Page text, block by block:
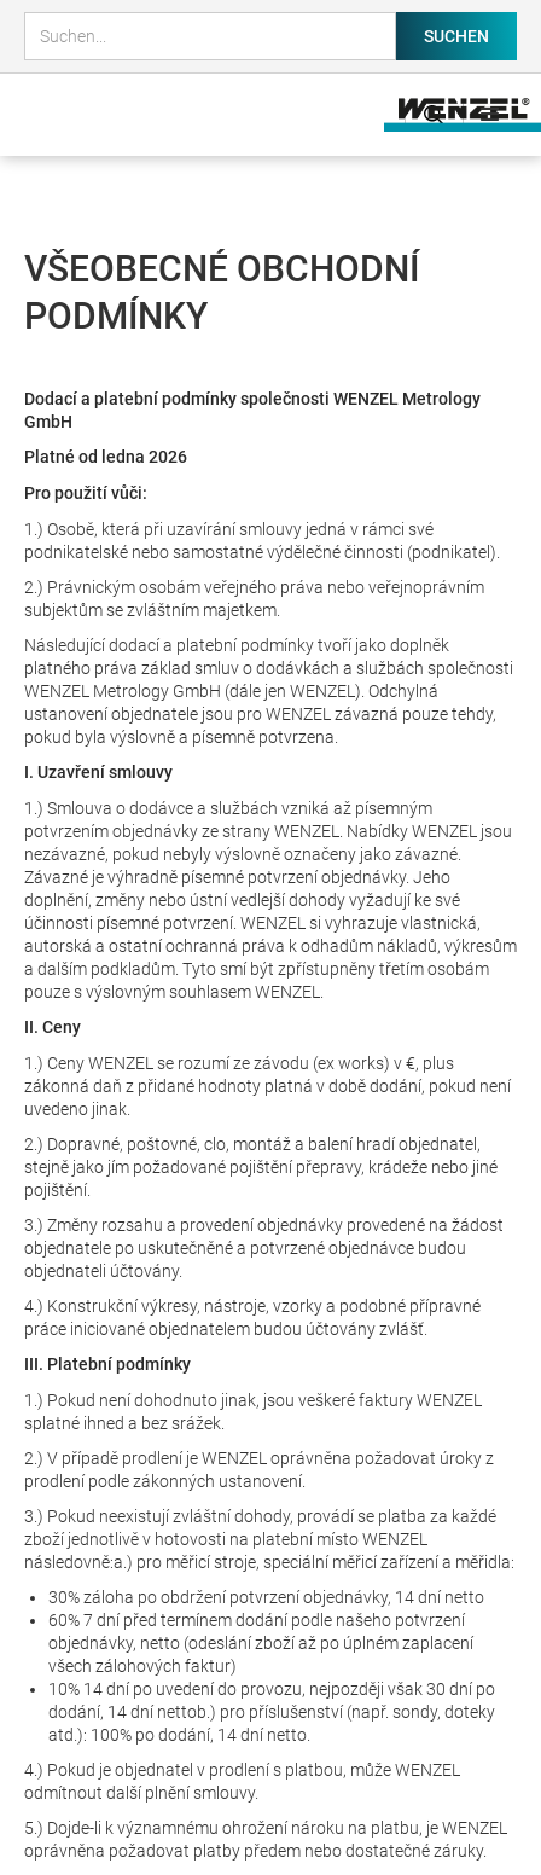
VŠEOBECNÉ OBCHODNÍ
PODMÍNKY
Dodací a platební podmínky společnosti WENZEL Metrology
GmbH
Platné od ledna 2026
Pro použití vůči:
1.) Osobě, která při uzavírání smlouvy jedná v rámci své
podnikatelské nebo samostatné výdělečné činnosti (podnikatel).
2.) Právnickým osobám veřejného práva nebo veřejnoprávním
subjektům se zvláštním majetkem.
Následující dodací a platební podmínky tvoří jako doplněk
platného práva základ smluv o dodávkách a službách společnosti
WENZEL Metrology GmbH (dále jen WENZEL). Odchylná
ustanovení objednatele jsou pro WENZEL závazná pouze tehdy,
pokud byla výslovně a písemně potvrzena.
I. Uzavření smlouvy
1.) Smlouva o dodávce a službách vzniká až písemným
potvrzením objednávky ze strany WENZEL. Nabídky WENZEL jsou
nezávazné, pokud nebyly výslovně označeny jako závazné.
Závazné je výhradně písemné potvrzení objednávky. Jeho
doplnění, změny nebo ústní vedlejší dohody vyžadují ke své
účinnosti písemné potvrzení. WENZEL si vyhrazuje vlastnická,
autorská a ostatní ochranná práva k odhadům nákladů, výkresům
a dalším podkladům. Tyto smí být zpřístupněny třetím osobám
pouze s výslovným souhlasem WENZEL.
II. Ceny
1.) Ceny WENZEL se rozumí ze závodu (ex works) v €, plus
zákonná daň z přidané hodnoty platná v době dodání, pokud není
uvedeno jinak.
2.) Dopravné, poštovné, clo, montáž a balení hradí objednatel,
stejně jako jím požadované pojištění přepravy, krádeže nebo jiné
pojištění.
3.) Změny rozsahu a provedení objednávky provedené na žádost
objednatele po uskutečněné a potvrzené objednávce budou
objednateli účtovány.
4.) Konstrukční výkresy, nástroje, vzorky a podobné přípravné
práce iniciované objednatelem budou účtovány zvlášť.
III. Platební podmínky
1.) Pokud není dohodnuto jinak, jsou veškeré faktury WENZEL
splatné ihned a bez srážek.
2.) V případě prodlení je WENZEL oprávněna požadovat úroky z
prodlení podle zákonných ustanovení.
3.) Pokud neexistují zvláštní dohody, provádí se platba za každé
zboží jednotlivě v hotovosti na platební místo WENZEL
následovně:a.) pro měřicí stroje, speciální měřicí zařízení a měřidla:
30% záloha po obdržení potvrzení objednávky, 14 dní netto
60% 7 dní před termínem dodání podle našeho potvrzení
objednávky, netto (odeslání zboží až po úplném zaplacení
všech zálohových faktur)
10% 14 dní po uvedení do provozu, nejpozději však 30 dní po
dodání, 14 dní nettob.) pro příslušenství (např. sondy, doteky
atd.): 100% po dodání, 14 dní netto.
4.) Pokud je objednatel v prodlení s platbou, může WENZEL
odmítnout další plnění smlouvy.
5.) Dojde-li k významnému ohrožení nároku na platbu, je WENZEL
oprávněna požadovat platby předem nebo dostatečné záruky.